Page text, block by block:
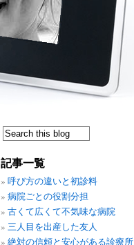
記事一覧
呼び方の違いと初診料
病院ごとの役割分担
古くて広くて不気味な病院
三人目を出産した友人
絶対の信頼と安心がある診療所